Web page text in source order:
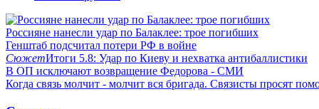
Россияне нанесли удар по Балаклее: трое погибших
Генштаб подсчитал потери РФ в войне
СюжетИтоги 5.8: Удар по Киеву и нехватка антибаллистики
В ОП исключают возвращение Федорова - СМИ
Когда связь молчит - молчит вся бригада. Связисты просят